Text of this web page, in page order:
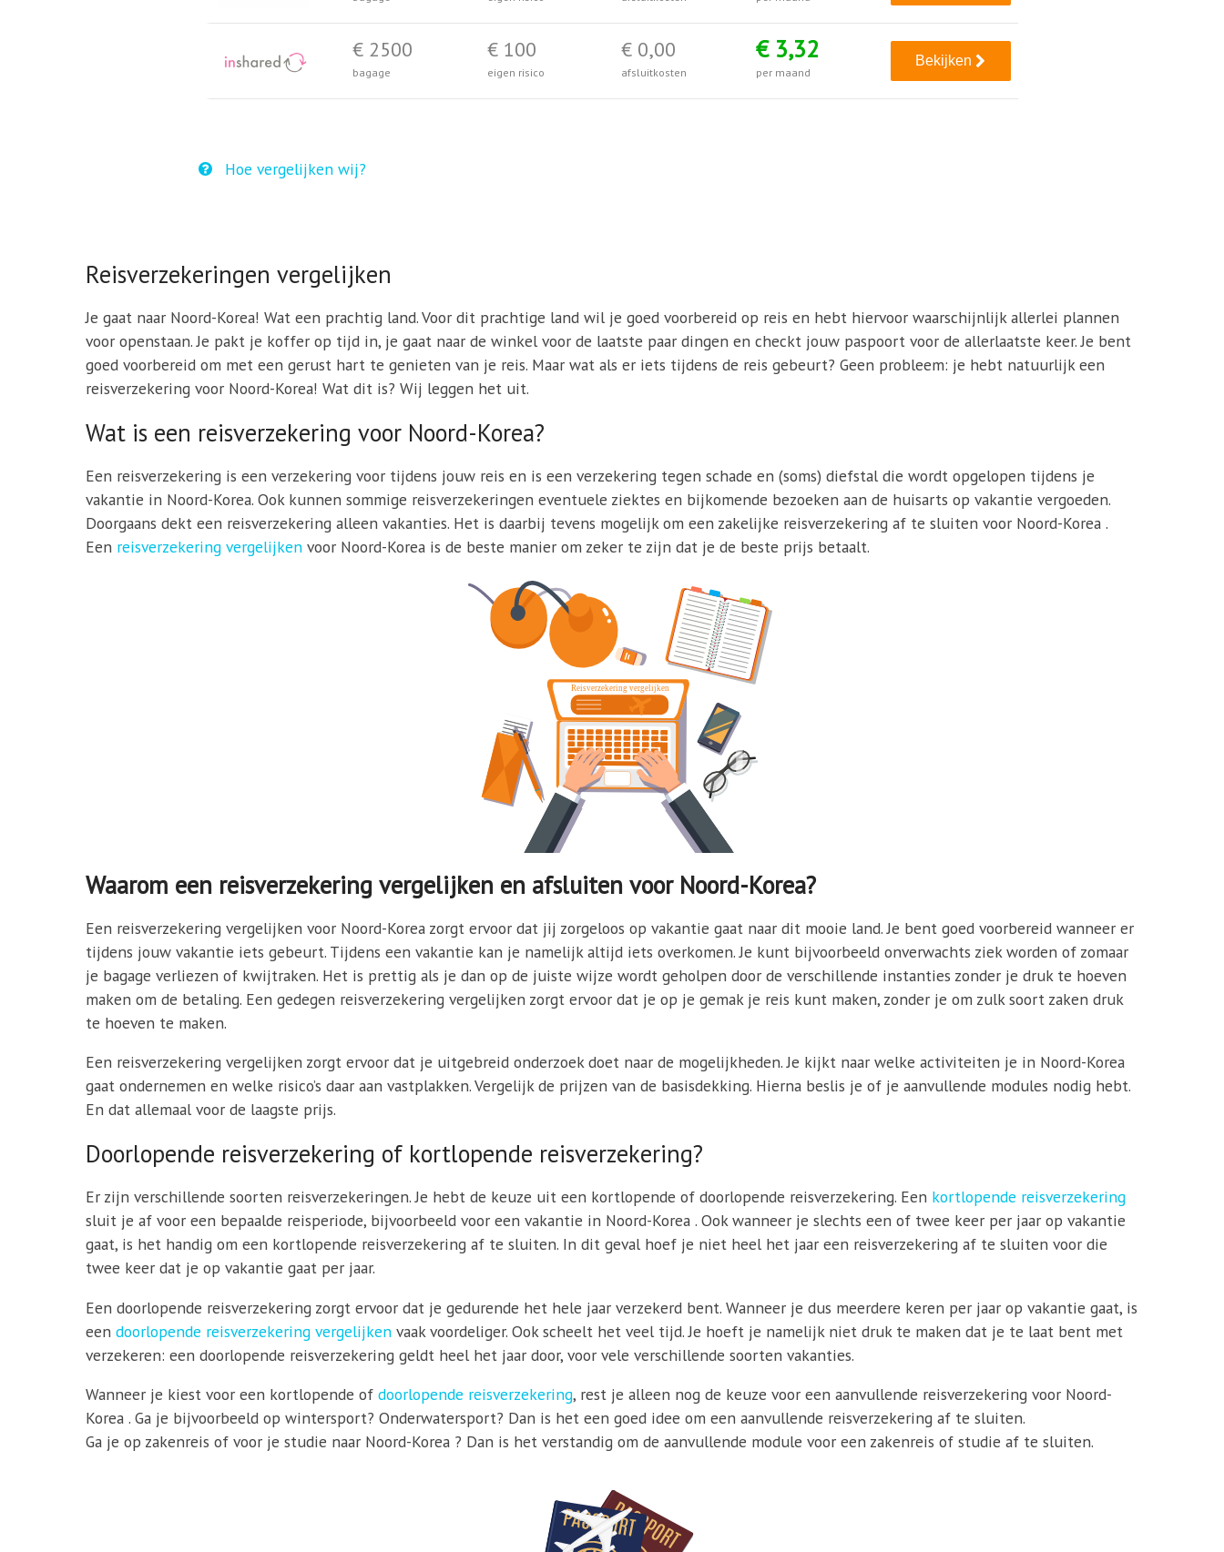
€ 2500
bagage
€ 100
eigen risico
€ 0,00
afsluitkosten
€ 3,32
per maand
Bekijken
Hoe vergelijken wij?
Reisverzekeringen vergelijken
Je gaat naar Noord-Korea! Wat een prachtig land. Voor dit prachtige land wil je goed voorbereid op reis en hebt hiervoor waarschijnlijk allerlei plannen
voor openstaan. Je pakt je koffer op tijd in, je gaat naar de winkel voor de laatste paar dingen en checkt jouw paspoort voor de allerlaatste keer. Je bent
goed voorbereid om met een gerust hart te genieten van je reis. Maar wat als er iets tijdens de reis gebeurt? Geen probleem: je hebt natuurlijk een
reisverzekering voor Noord-Korea! Wat dit is? Wij leggen het uit.
Wat is een reisverzekering voor Noord-Korea?
Een reisverzekering is een verzekering voor tijdens jouw reis en is een verzekering tegen schade en (soms) diefstal die wordt opgelopen tijdens je
vakantie in Noord-Korea. Ook kunnen sommige reisverzekeringen eventuele ziektes en bijkomende bezoeken aan de huisarts op vakantie vergoeden.
Doorgaans dekt een reisverzekering alleen vakanties. Het is daarbij tevens mogelijk om een zakelijke reisverzekering af te sluiten voor Noord-Korea .
Een reisverzekering vergelijken voor Noord-Korea is de beste manier om zeker te zijn dat je de beste prijs betaalt.
Waarom een reisverzekering vergelijken en afsluiten voor Noord-Korea?
Een reisverzekering vergelijken voor Noord-Korea zorgt ervoor dat jij zorgeloos op vakantie gaat naar dit mooie land. Je bent goed voorbereid wanneer er
tijdens jouw vakantie iets gebeurt. Tijdens een vakantie kan je namelijk altijd iets overkomen. Je kunt bijvoorbeeld onverwachts ziek worden of zomaar
je bagage verliezen of kwijtraken. Het is prettig als je dan op de juiste wijze wordt geholpen door de verschillende instanties zonder je druk te hoeven
maken om de betaling. Een gedegen reisverzekering vergelijken zorgt ervoor dat je op je gemak je reis kunt maken, zonder je om zulk soort zaken druk
te hoeven te maken.
Een reisverzekering vergelijken zorgt ervoor dat je uitgebreid onderzoek doet naar de mogelijkheden. Je kijkt naar welke activiteiten je in Noord-Korea
gaat ondernemen en welke risico’s daar aan vastplakken. Vergelijk de prijzen van de basisdekking. Hierna beslis je of je aanvullende modules nodig hebt.
En dat allemaal voor de laagste prijs.
Doorlopende reisverzekering of kortlopende reisverzekering?
Er zijn verschillende soorten reisverzekeringen. Je hebt de keuze uit een kortlopende of doorlopende reisverzekering. Een kortlopende reisverzekering
sluit je af voor een bepaalde reisperiode, bijvoorbeeld voor een vakantie in Noord-Korea . Ook wanneer je slechts een of twee keer per jaar op vakantie
gaat, is het handig om een kortlopende reisverzekering af te sluiten. In dit geval hoef je niet heel het jaar een reisverzekering af te sluiten voor die
twee keer dat je op vakantie gaat per jaar.
Een doorlopende reisverzekering zorgt ervoor dat je gedurende het hele jaar verzekerd bent. Wanneer je dus meerdere keren per jaar op vakantie gaat, is
eendoorlopende reisverzekering vergelijken vaak voordeliger. Ook scheelt het veel tijd. Je hoeft je namelijk niet druk te maken dat je te laat bent met
verzekeren: een doorlopende reisverzekering geldt heel het jaar door, voor vele verschillende soorten vakanties.
Wanneer je kiest voor een kortlopende ofdoorlopende reisverzekering, rest je alleen nog de keuze voor een aanvullende reisverzekering voor Noord-
Korea . Ga je bijvoorbeeld op wintersport? Onderwatersport? Dan is het een goed idee om een aanvullende reisverzekering af te sluiten.
Ga je op zakenreis of voor je studie naar Noord-Korea ? Dan is het verstandig om de aanvullende module voor een zakenreis of studie af te sluiten.